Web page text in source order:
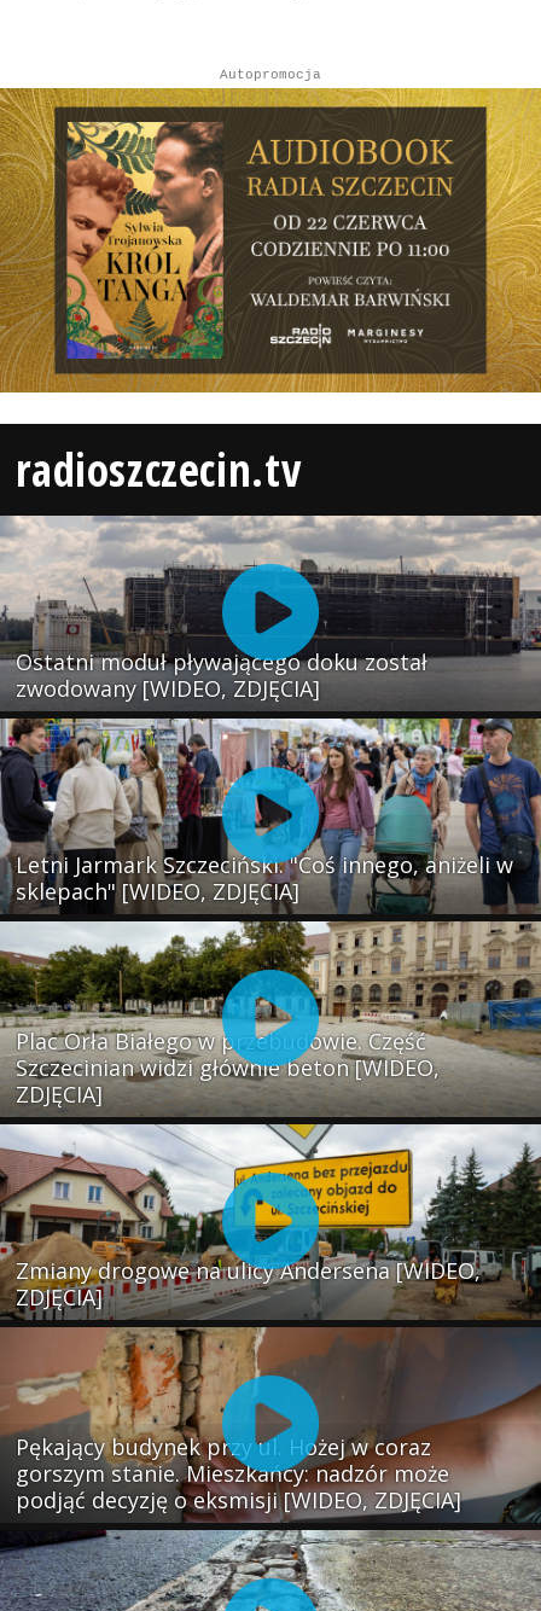
Autopromocja
radioszczecin.tv
Ostatni moduł pływającego doku został
zwodowany [WIDEO, ZDJĘCIA]
Letni Jarmark Szczeciński. "Coś innego, aniżeli w
sklepach" [WIDEO, ZDJĘCIA]
Plac Orła Białego w przebudowie. Część
Szczecinian widzi głównie beton [WIDEO,
ZDJĘCIA]
Zmiany drogowe na ulicy Andersena [WIDEO,
ZDJĘCIA]
Pękający budynek przy ul. Hożej w coraz
gorszym stanie. Mieszkańcy: nadzór może
podjąć decyzję o eksmisji [WIDEO, ZDJĘCIA]